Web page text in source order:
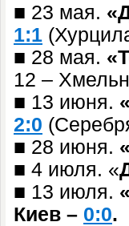
■ 23 мая.
1:1
■ 28 мая.
12 –
■ 13 июня.
2:0
■ 28 июня.
■ 4 июля. «
■ 13 июля.
Киев – 0:0.